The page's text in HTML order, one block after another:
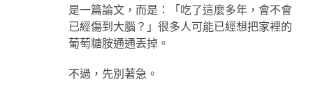
是一篇論文，而是：「吃了這麼多年，會不會
已經傷到大腦？」很多人可能已經想把家裡的
葡萄糖胺通通丟掉。
不過，先別著急。